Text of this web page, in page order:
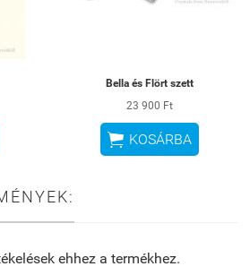
Bella és Flört szett
23 900 Ft
 KOSÁRBA
ehhez a termékhez.